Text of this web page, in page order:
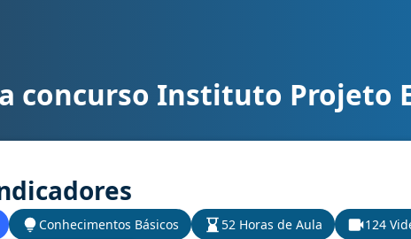
Rio - Instituto Projeto Esportivo Cultural Beira Rio cargo
concurso Instituto Projeto
Conhecimentos Básicos 52 Horas de Aula 124